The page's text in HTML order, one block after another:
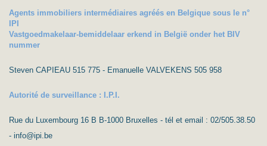
Agents immobiliers intermédiaires agréés en Belgique sous le n°
IPI
Vastgoedmakelaar-bemiddelaar erkend in België onder het BIV
nummer
Steven CAPIEAU 515 775 - Emanuelle VALVEKENS 505 958
Autorité de surveillance : I.P.I.
Rue du Luxembourg 16 B B-1000 Bruxelles - tél et email : 02/505.38.50
- info@ipi.be